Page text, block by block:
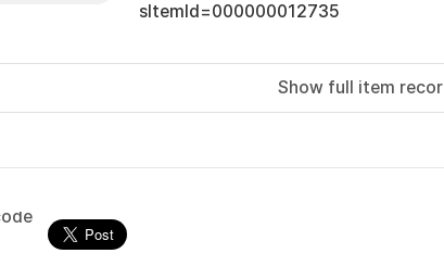
sItemId=000000012735
Show full item